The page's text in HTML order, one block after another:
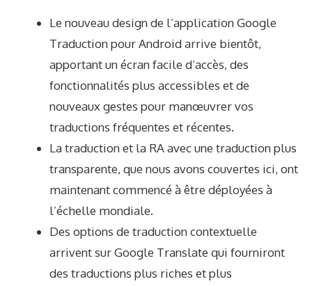
Le nouveau design de l’application Google
Traduction pour Android arrive bientôt,
apportant un écran facile d’accès, des
fonctionnalités plus accessibles et de
nouveaux gestes pour manœuvrer vos
traductions fréquentes et récentes.
La traduction et la RA avec une traduction plus
transparente, que nous avons couvertes ici, ont
maintenant commencé à être déployées à
l’échelle mondiale.
Des options de traduction contextuelle
arrivent sur Google Translate qui fourniront
des traductions plus riches et plus